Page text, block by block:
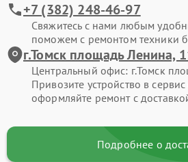
+7 (382) 248-46-97
Свяжитесь с нами любым
поможем с ремонтом техники
г.Томск площадь Ленина,
Центральный офис: г.Томск
Привозите устройство в
оформляйте ремонт с
Подробнее о